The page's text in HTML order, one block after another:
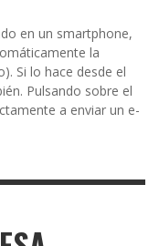
en un smartphone,
la
Si lo hace desde el
Pulsando sobre el
a enviar un e-